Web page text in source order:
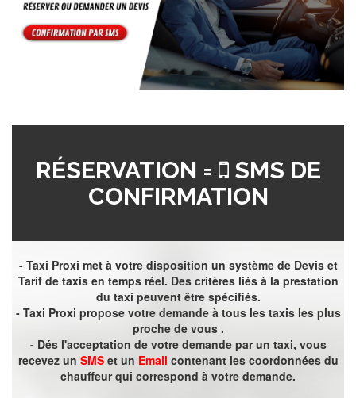
RÉSERVATION =
SMS DE
CONFIRMATION
- Taxi Proxi met à votre disposition un système de Devis et
Tarif de taxis en temps réel. Des critères liés à la prestation
du taxi peuvent être spécifiés.
- Taxi Proxi propose votre demande à tous les taxis les plus
proche de vous .
- Dés l'acceptation de votre demande par un taxi, vous
recevez un SMSet un Email contenant les coordonnées du
chauffeur qui correspond à votre demande.